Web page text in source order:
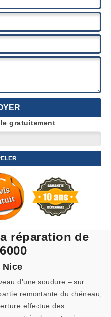
gratuitement
réparation de
Nice
d'une soudure – sur
remontante du chéneau,
effectue des